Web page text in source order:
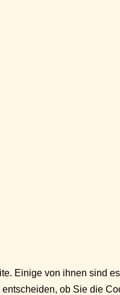
Einige von ihnen sind
ob Sie die